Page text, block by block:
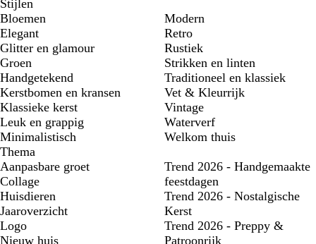
Stijlen
Bloemen
Elegant
Glitter en glamour
Groen
Handgetekend
Kerstbomen en kransen
Klassieke kerst
Leuk en grappig
Minimalistisch
Modern
Retro
Rustiek
Strikken en linten
Traditioneel en klassiek
Vet & Kleurrijk
Vintage
Waterverf
Welkom thuis
Thema
Aanpasbare groet
Collage
Huisdieren
Jaaroverzicht
Logo
Nieuw huis
Trend 2026 - Handgemaakte
feestdagen
Trend 2026 - Nostalgische
Kerst
Trend 2026 - Preppy &
Patroonrijk